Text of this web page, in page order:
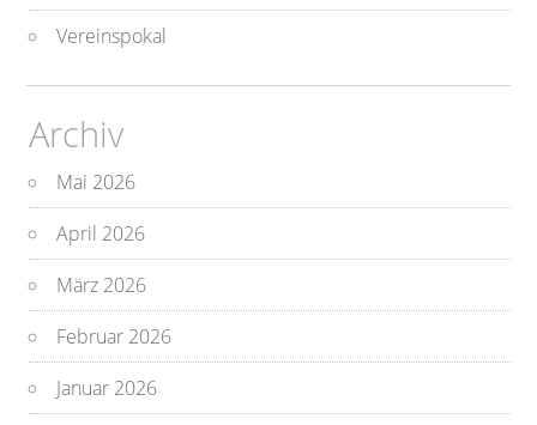
Vereinspokal
Archiv
Mai 2026
April 2026
März 2026
Februar 2026
Januar 2026